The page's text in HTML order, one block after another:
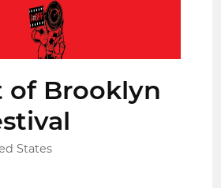
of Brooklyn
States